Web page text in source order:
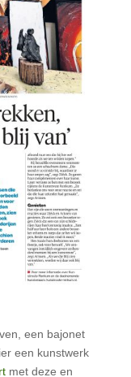
een bajonet
een kunstwerk
met deze en